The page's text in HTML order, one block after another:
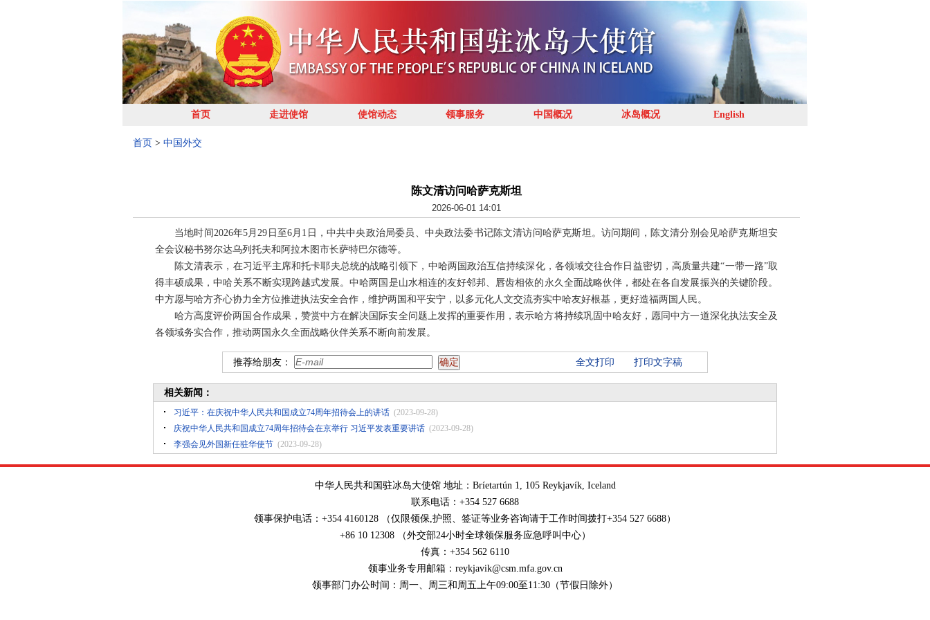
首页 走进使馆 使馆动态 领事服务 中国概况 冰岛概况 English
首页 > 中国外交
陈文清访问哈萨克斯坦
2026-06-01 14:01
当地时间2026年5月29日至6月1日，中共中央政治局委员、中央政法委书记陈文清访问哈萨克斯坦。访问期间，陈文清分别会见哈萨克斯坦安
全会议秘书努尔达乌列托夫和阿拉木图市长萨特巴尔德等。
陈文清表示，在习近平主席和托卡耶夫总统的战略引领下，中哈两国政治互信持续深化，各领域交往合作日益密切，高质量共建“一带一路”取
得丰硕成果，中哈关系不断实现跨越式发展。中哈两国是山水相连的友好邻邦、唇齿相依的永久全面战略伙伴，都处在各自发展振兴的关键阶段。
中方愿与哈方齐心协力全方位推进执法安全合作，维护两国和平安宁，以多元化人文交流夯实中哈友好根基，更好造福两国人民。
哈方高度评价两国合作成果，赞赏中方在解决国际安全问题上发挥的重要作用，表示哈方将持续巩固中哈友好，愿同中方一道深化执法安全及
各领域务实合作，推动两国永久全面战略伙伴关系不断向前发展。
推荐给朋友： 全文打印 打印文字稿
相关新闻：
习近平：在庆祝中华人民共和国成立74周年招待会上的讲话 (2023-09-28)
庆祝中华人民共和国成立74周年招待会在京举行 习近平发表重要讲话 (2023-09-28)
李强会见外国新任驻华使节 (2023-09-28)
中华人民共和国驻冰岛大使馆 地址：Bríetartún 1, 105 Reykjavík, Iceland
联系电话：+354 527 6688
领事保护电话：+354 4160128 （仅限领保,护照、签证等业务咨询请于工作时间拨打+354 527 6688）
+86 10 12308 （外交部24小时全球领保服务应急呼叫中心）
传真：+354 562 6110
领事业务专用邮箱：reykjavik@csm.mfa.gov.cn
领事部门办公时间：周一、周三和周五上午09:00至11:30（节假日除外）